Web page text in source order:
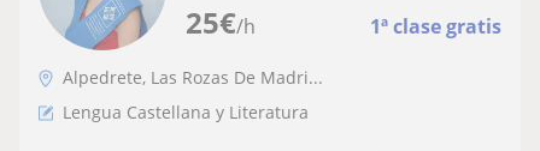
25€/h 1ª clase gratis
Alpedrete, Las Rozas De Madri...
Lengua Castellana y Literatura